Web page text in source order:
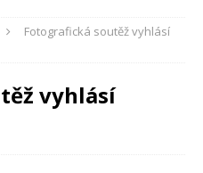
Fotografická soutěž vyhlásí
vyhlásí